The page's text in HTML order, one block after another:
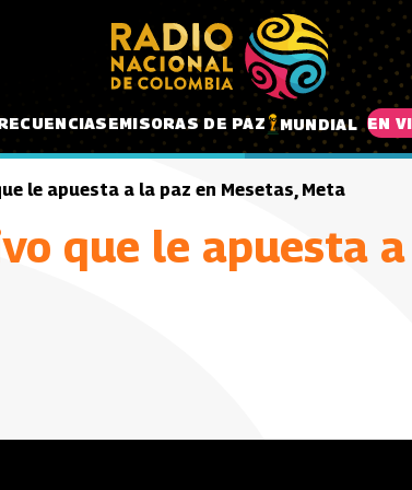
EMISORAS DE PAZ MUNDIAL EN
le apuesta a la paz en Mesetas, Meta
que le apuesta